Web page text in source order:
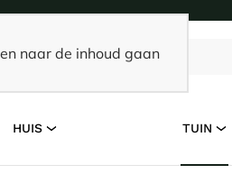
naar de inhoud gaan
HUIS TUIN